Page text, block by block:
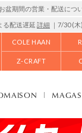
盆期間の営業・配送につ
る配送遅延 詳細 ｜7/30 (
COLE HAAN
Z-CRAFT